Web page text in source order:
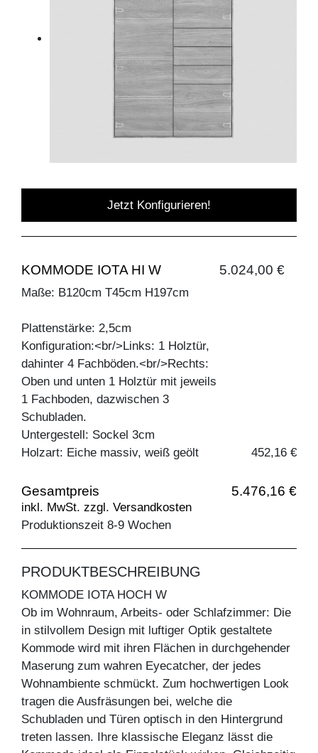
Jetzt Konfigurieren!
KOMMODE IOTA HI W 5.024,00 €
Maße: B120cm T45cm H197cm
Plattenstärke: 2,5cm
Konfiguration:<br/>Links: 1 Holztür,
dahinter 4 Fachböden.<br/>Rechts:
Oben und unten 1 Holztür mit jeweils
1 Fachboden, dazwischen 3
Schubladen.
Untergestell: Sockel 3cm
Holzart: Eiche massiv, weiß geölt
452,16 €
Gesamtpreis 5.476,16 €
inkl. MwSt. zzgl. Versandkosten
Produktionszeit 8-9 Wochen
PRODUKTBESCHREIBUNG
KOMMODE IOTA HOCH W
Ob im Wohnraum, Arbeits- oder Schlafzimmer: Die
in stilvollem Design mit luftiger Optik gestaltete
Kommode wird mit ihren Flächen in durchgehender
Maserung zum wahren Eyecatcher, der jedes
Wohnambiente schmückt. Zum hochwertigen Look
tragen die Ausfräsungen bei, welche die
Schubladen und Türen optisch in den Hintergrund
treten lassen. Ihre klassische Eleganz lässt die